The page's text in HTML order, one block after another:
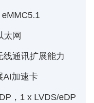
太网
通讯扩展能力
AI加速卡
，1 x LVDS/eDP